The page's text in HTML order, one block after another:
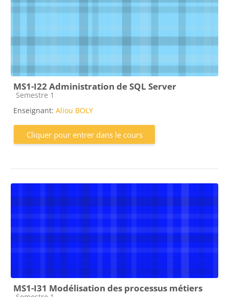
MS1-I22 Administration de SQL Server
Catégorie de cours
Semestre 1
Enseignant: Aliou BOLY
Cliquer pour entrer dans le cours
MS1-I31 Modélisation des processus métiers